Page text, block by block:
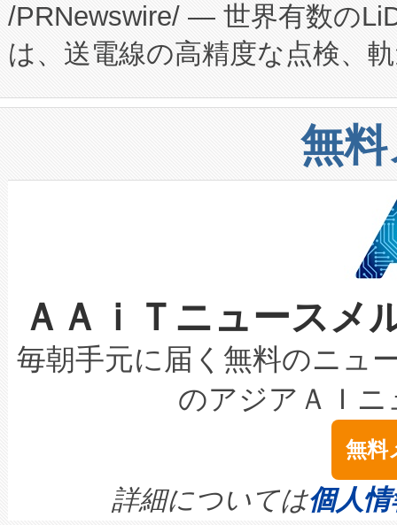
プログラムには、施設設計・
に関する技術移転および知的
構造化トレーニングカリキュ
上げおよび商用化段階におけ
設備整備および立ち上げ調整
加組織は、Enzeneのバイオ
選定された製品について、自
取得できる可能性もあります
設には、3億～4億ドルかか
最高経営責任者（CEO）であ
す。「当社のfully-connected
ームを利用すれば、6,000万
きます。この効率性は、フェ
た。 Voltaiq独自のAI搭載プラ
定、統合、導入、運用に至る
安全性を追跡し、確保する事
増加しているデータセンター
る電力網に大きな負担をかけ
事業者の負担軽減という課題
系統連系を迅速にし、ピーク
限を超えて利用可能な電力容
持できるよう貢献します。こ
ービスレベル契約（SLA）違
テリー性能の劣化によるダウ
念は、現在データセンターが
ます。 Voltaiq provides a
quality and reliability for AI
/PRNewswire/ — 世界有数の
は、送電線の高精度な点検、
や穀物倉庫におけるバルク材
リューション「Avia 2」を発
したAvia 2は、1,000メート
狭視野のFOVを切り替えるこ
ケーブル、枝などの細かな対
なレーザースポットにより、
な環境下でも豊かなディテー
キロメートル範囲を検出
LiDAR for Inspections,
は1535 nmレーザーを搭載。
イズの小径化を実現すること
す。ノーマルモードでは、
無
ＡＡｉＴニュース
毎朝手元に届く無料のニュ
のアジアＡＩ
無料
詳細については個人